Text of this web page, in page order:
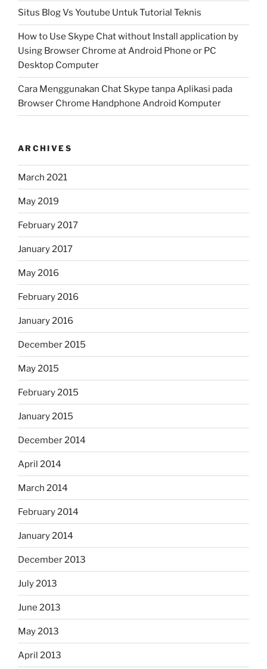
Situs Blog Vs Youtube Untuk Tutorial Teknis
How to Use Skype Chat without Install application by
Using Browser Chrome at Android Phone or PC
Desktop Computer
Cara Menggunakan Chat Skype tanpa Aplikasi pada
Browser Chrome Handphone Android Komputer
ARCHIVES
March 2021
May 2019
February 2017
January 2017
May 2016
February 2016
January 2016
December 2015
May 2015
February 2015
January 2015
December 2014
April 2014
March 2014
February 2014
January 2014
December 2013
July 2013
June 2013
May 2013
April 2013